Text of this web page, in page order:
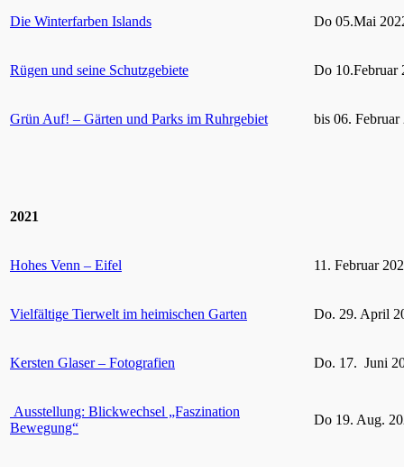
Die Winterfarben Islands Do 05.Mai
Rügen und seine Schutzgebiete Do 10.Februar
Grün Auf! – Gärten und Parks im Ruhrgebiet bis 06. Februar
2021
Hohes Venn – Eifel 11. Februar
Vielfältige Tierwelt im heimischen Garten Do. 29. April
Kersten Glaser – Fotografien Do. 17. Juni
Ausstellung: Blickwechsel „Faszination
Bewegung“
Do 19. Aug.